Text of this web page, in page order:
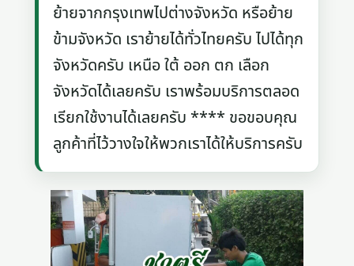
ย้ายจากกรุงเทพไปต่างจังหวัด หรือย้าย
ข้ามจังหวัด เราย้ายได้ทั่วไทยครับ ไปได้ทุก
จังหวัดครับ เหนือ ใต้ ออก ตก เลือก
จังหวัดได้เลยครับ เราพร้อมบริการตลอด
เรียกใช้งานได้เลยครับ **** ขอขอบคุณ
ลูกค้าที่ไว้วางใจให้พวกเราได้ให้บริการครับ